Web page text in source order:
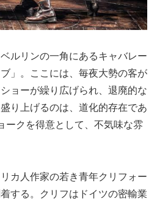
ルリンの一角にあるキャバレー
」。ここには、毎夜大勢の客が
ョーが繰り広げられ、退廃的な
り上げるのは、道化的存在であ
ークを得意として、不気味な雰
カ人作家の若き青年クリフォー
する。クリフはドイツの密輸業